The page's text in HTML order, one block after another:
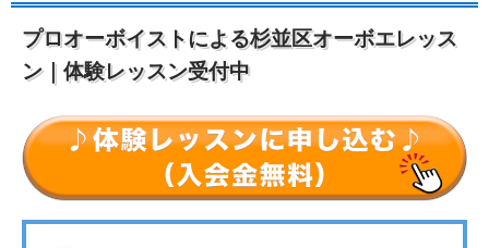
プロオーボイストによる杉並区オーボエレッス
ン｜体験レッスン受付中